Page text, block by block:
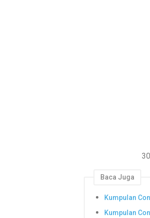
Baca Juga
Kumpulan
Kumpulan